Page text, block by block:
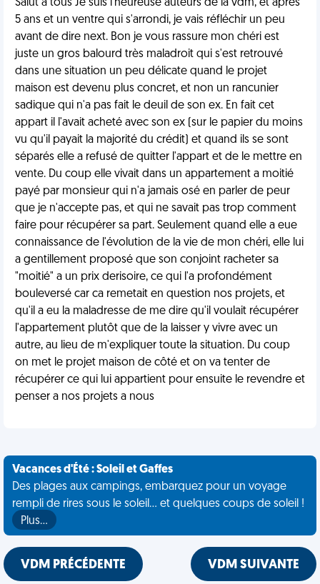
Salut a tous Je suis l'heureuse auteurs de la vdm, et après
5 ans et un ventre qui s'arrondi, je vais réfléchir un peu
avant de dire next. Bon je vous rassure mon chéri est
juste un gros balourd très maladroit qui s'est retrouvé
dans une situation un peu délicate quand le projet
maison est devenu plus concret, et non un rancunier
sadique qui n'a pas fait le deuil de son ex. En fait cet
appart il l'avait acheté avec son ex (sur le papier du moins
vu qu'il payait la majorité du crédit) et quand ils se sont
séparés elle a refusé de quitter l'appart et de le mettre en
vente. Du coup elle vivait dans un appartement a moitié
payé par monsieur qui n'a jamais osé en parler de peur
que je n'accepte pas, et qui ne savait pas trop comment
faire pour récupérer sa part. Seulement quand elle a eue
connaissance de l'évolution de la vie de mon chéri, elle lui
a gentillement proposé que son conjoint racheter sa
"moitié" a un prix derisoire, ce qui l'a profondément
bouleversé car ca remetait en question nos projets, et
qu'il a eu la maladresse de me dire qu'il voulait récupérer
l'appartement plutôt que de la laisser y vivre avec un
autre, au lieu de m'expliquer toute la situation. Du coup
on met le projet maison de côté et on va tenter de
récupérer ce qui lui appartient pour ensuite le revendre et
penser a nos projets a nous
Vacances d'Été : Soleil et Gaffes
Des plages aux campings, embarquez pour un voyage
rempli de rires sous le soleil... et quelques coups de soleil !
Plus…
VDM PRÉCÉDENTE VDM SUIVANTE